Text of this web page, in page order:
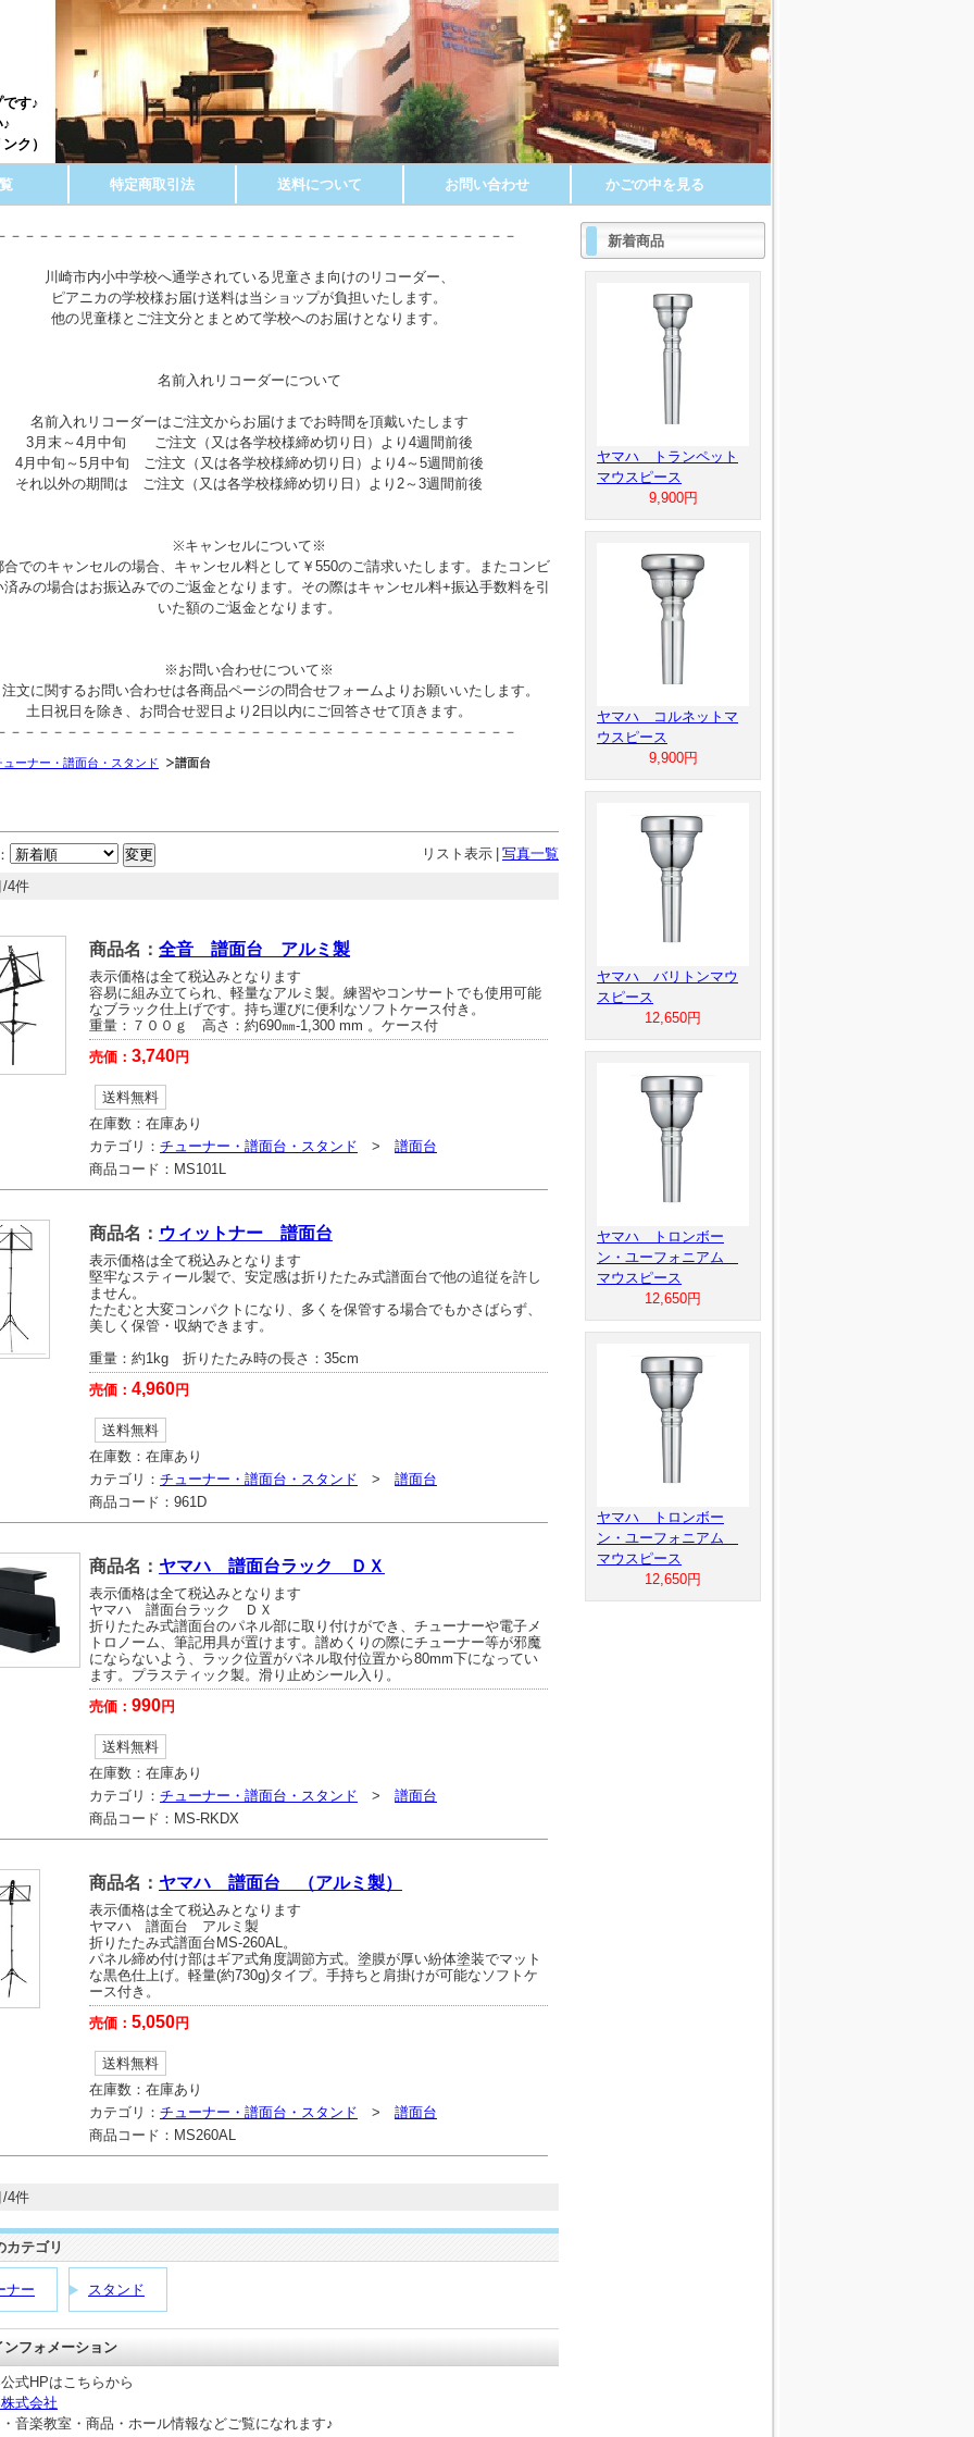
す♪
ク）
特定商取引法 送料について お問い合わせ かごの中を見る
－－－－－－－－－－－－－－－－－－－－－－－－－－－－－－－－－－－－
川崎市内小中学校へ通学されている児童さま向けのリコーダー、
ピアニカの学校様お届け送料は当ショップが負担いたします。
他の児童様とご注文分とまとめて学校へのお届けとなります。
名前入れリコーダーについて
名前入れリコーダーはご注文からお届けまでお時間を頂戴いたします
3月末～4月中旬 ご注文（又は各学校様締め切り日）より4週間前後
4月中旬～5月中旬 ご注文（又は各学校様締め切り日）より4～5週間前後
それ以外の期間は ご注文（又は各学校様締め切り日）より2～3週間前後
※キャンセルについて※
合でのキャンセルの場合、キャンセル料として￥550のご請求いたします。またコンビ
済みの場合はお振込みでのご返金となります。その際はキャンセル料+振込手数料を引
いた額のご返金となります。
※お問い合わせについて※
文に関するお問い合わせは各商品ページの問合せフォームよりお願いいたします。
土日祝日を除き、お問合せ翌日より2日以内にご回答させて頂きます。
－－－－－－－－－－－－－－－－－－－－－－－－－－－－－－－－－－－－
ューナー・譜面台・スタンド 譜面台
リスト表示 写真一覧
/4件
商品名： 全音 譜面台 アルミ製
表示価格は全て税込みとなります
容易に組み立てられ、軽量なアルミ製。練習やコンサートでも使用可能
なブラック仕上げです。持ち運びに便利なソフトケース付き。
重量：７００ｇ 高さ：約690㎜-1,300 mm 。ケース付
売価： 3,740円
送料無料
在庫数： 在庫あり
カテゴリ： チューナー・譜面台・スタンド > 譜面台
商品コード： MS101L
商品名： ウィットナー 譜面台
表示価格は全て税込みとなります
堅牢なスティール製で、安定感は折りたたみ式譜面台で他の追従を許し
ません。
たたむと大変コンパクトになり、多くを保管する場合でもかさばらず、
美しく保管・収納できます。
重量：約1kg 折りたたみ時の長さ：35cm
売価： 4,960円
送料無料
在庫数： 在庫あり
カテゴリ： チューナー・譜面台・スタンド > 譜面台
商品コード： 961D
商品名： ヤマハ 譜面台ラック ＤＸ
表示価格は全て税込みとなります
ヤマハ 譜面台ラック ＤＸ
折りたたみ式譜面台のパネル部に取り付けができ、チューナーや電子メ
トロノーム、筆記用具が置けます。譜めくりの際にチューナー等が邪魔
にならないよう、ラック位置がパネル取付位置から80mm下になってい
ます。プラスティック製。滑り止めシール入り。
売価： 990円
送料無料
在庫数： 在庫あり
カテゴリ： チューナー・譜面台・スタンド > 譜面台
商品コード： MS-RKDX
商品名： ヤマハ 譜面台 （アルミ製）
表示価格は全て税込みとなります
ヤマハ 譜面台 アルミ製
折りたたみ式譜面台MS-260AL。
パネル締め付け部はギア式角度調節方式。塗膜が厚い紛体塗装でマット
な黒色仕上げ。軽量(約730g)タイプ。手持ちと肩掛けが可能なソフトケ
ース付き。
売価： 5,050円
送料無料
在庫数： 在庫あり
カテゴリ： チューナー・譜面台・スタンド > 譜面台
商品コード： MS260AL
/4件
カテゴリ
ナー スタンド
フォメーション
式HPはこちらから
式会社
音楽教室・商品・ホール情報などご覧になれます♪
新着商品
ヤマハ トランペット
マウスピース
9,900円
ヤマハ コルネットマ
ウスピース
9,900円
ヤマハ バリトンマウ
スピース
12,650円
ヤマハ トロンボー
ン・ユーフォニアム
マウスピース
12,650円
ヤマハ トロンボー
ン・ユーフォニアム
マウスピース
12,650円